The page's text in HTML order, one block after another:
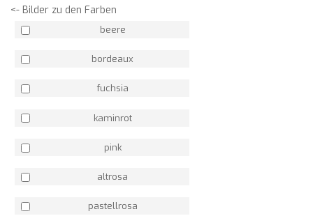
<- Bilder zu den Farben
beere
bordeaux
fuchsia
kaminrot
pink
altrosa
pastellrosa